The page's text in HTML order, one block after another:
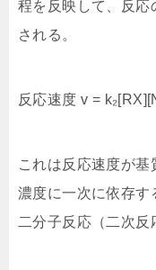
程を反映して、反応
される。
反応速度 v =
これは反応速度が
濃度に一次に依存す
二分子反応（二次反